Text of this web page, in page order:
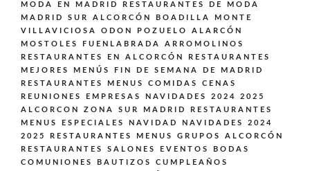
MODA EN MADRID
RESTAURANTES DE MODA
MADRID SUR ALCORCÓN BOADILLA MONTE
VILLAVICIOSA ODON POZUELO ALARCÓN
MOSTOLES FUENLABRADA ARROMOLINOS
RESTAURANTES EN ALCORCÓN
RESTAURANTES
MEJORES MENÚS FIN DE SEMANA DE MADRID
RESTAURANTES MENUS COMIDAS CENAS
REUNIONES EMPRESAS NAVIDADES 2024 2025
ALCORCON ZONA SUR MADRID
RESTAURANTES
MENUS ESPECIALES NAVIDAD NAVIDADES 2024
2025
RESTAURANTES MENUS GRUPOS ALCORCÓN
RESTAURANTES SALONES EVENTOS BODAS
COMUNIONES BAUTIZOS CUMPLEAÑOS